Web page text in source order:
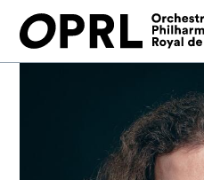
JEUNES PUBLICS